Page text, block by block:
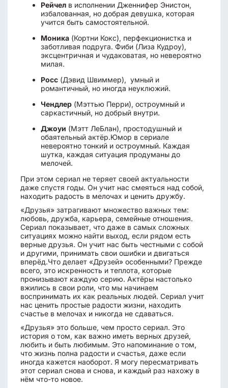
Рейчел в исполнении Дженнифер Энистон,
избалованная, но добрая девушка, которая
учится быть самостоятельной.
Моника (Кортни Кокс), перфекционистка и
заботливая подруга. Фиби (Лиза Кудроу),
эксцентричная и чудаковатая, но невероятно
милая.
Росс (Дэвид Швиммер), умный и
романтичный, но иногда неуклюжий.
Чендлер (Мэттью Перри), остроумный и
саркастичный, но добрый внутри.
Джоуи (Мэтт ЛеБлан), простодушный и
обаятельный актёр.Юмор в сериале
невероятно тонкий и остроумный. Каждая
шутка, каждая ситуация продуманы до
мелочей.
При этом сериал не теряет своей актуальности
даже спустя годы. Он учит нас смеяться над собой,
находить радость в мелочах и ценить дружбу.
«Друзья» затрагивают множество важных тем:
любовь, дружба, карьера, семейные отношения.
Сериал показывает, что даже в самых сложных
ситуациях можно найти выход, если рядом есть
верные друзья. Он учит нас быть честными с собой
и другими, принимать свои ошибки и двигаться
вперёд.Что делает «Друзей» особенными? Прежде
всего, это искренность и теплота, которые
пронизывают каждую серию. Актёры настолько
вжились в свои роли, что мы начинаем
воспринимать их как реальных людей. Сериал учит
нас ценить простые радости жизни, находить
счастье в мелочах и никогда не сдаваться.
«Друзья» это больше, чем просто сериал. Это
история о том, как важно иметь верных друзей,
любить и быть любимым. Это напоминание о том,
что жизнь полна радости и счастья, даже если
иногда кажется наоборот. Я могу пересматривать
этот сериал снова и снова, и каждый раз нахожу в
нём что-то новое.